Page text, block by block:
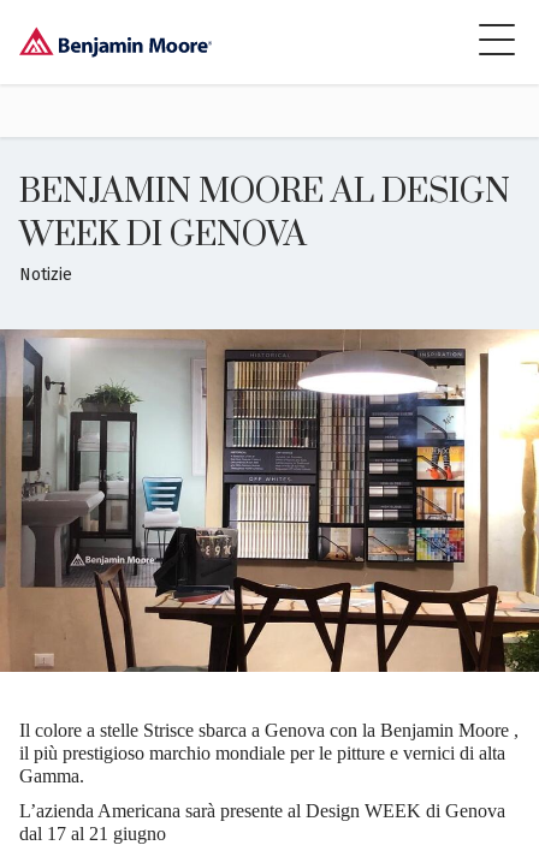
BENJAMIN MOORE AL DESIGN
WEEK DI GENOVA
Notizie
Il colore a stelle Strisce sbarca a Genova con la Benjamin Moore ,
il più prestigioso marchio mondiale per le pitture e vernici di alta
Gamma.
L’azienda Americana sarà presente al Design WEEK di Genova
dal 17 al 21 giugno